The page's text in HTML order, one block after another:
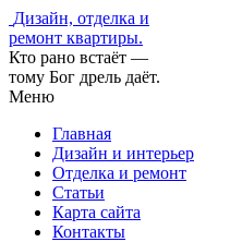
Дизайн, отделка и
ремонт квартиры.
Кто рано встаёт —
тому Бог дрель даёт.
Меню
Главная
Дизайн и интерьер
Отделка и ремонт
Статьи
Карта сайта
Контакты